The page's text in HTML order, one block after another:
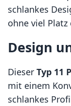
schlankes
ohne viel
Design
Dieser Typ 11
mit einem
schlankes